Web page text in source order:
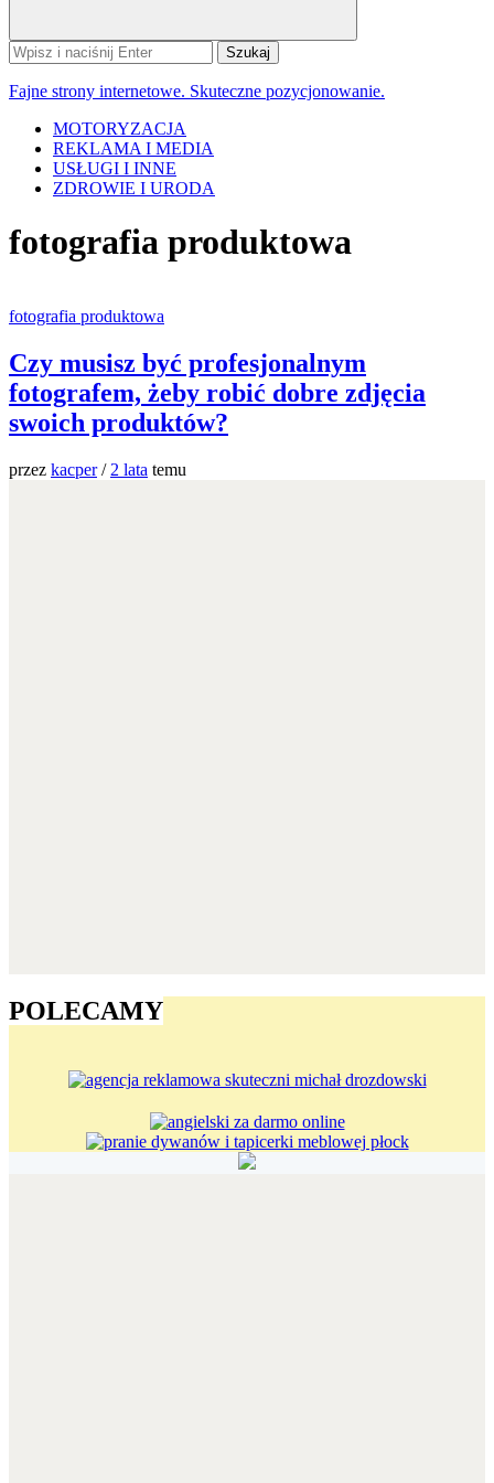
Szukaj:
Fajne strony internetowe. Skuteczne pozycjonowanie.
MOTORYZACJA
REKLAMA I MEDIA
USŁUGI I INNE
ZDROWIE I URODA
fotografia produktowa
fotografia produktowa
Czy musisz być profesjonalnym
fotografem, żeby robić dobre zdjęcia
swoich produktów?
przez kacper/ 2 lata temu
POLECAMY